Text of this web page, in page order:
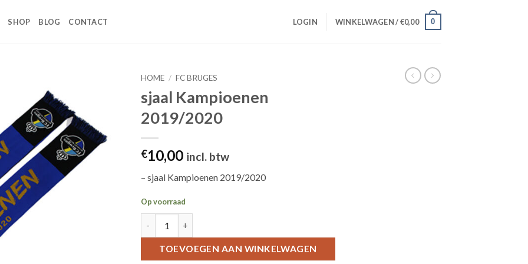
SHOP BLOG CONTACT LOGIN WINKELWAGEN /€0,00 0
wenslijst
HOME / FC BRUGES
sjaal Kampioenen
2019/2020
€10,00 incl. btw
– sjaal Kampioenen 2019/2020
Op voorraad
TOEVOEGEN AAN WINKELWAGEN